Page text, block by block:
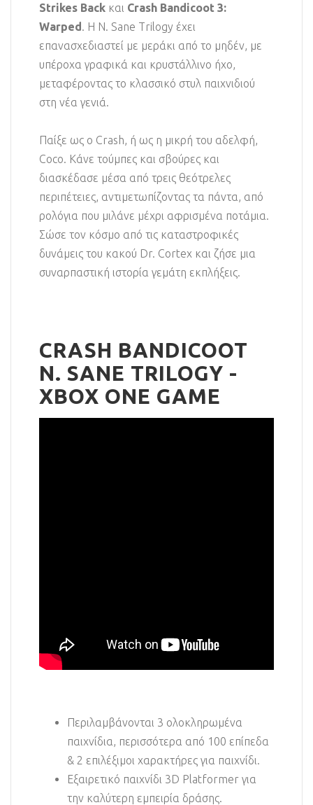
Strikes Back και Crash Bandicoot 3:
Warped . Η N. Sane Trilogy έχει
επανασχεδιαστεί με μεράκι από το μηδέν, με
υπέροχα γραφικά και κρυστάλλινο ήχο,
μεταφέροντας το κλασσικό στυλ παιχνιδιού
στη νέα γενιά.
Παίξε ως ο Crash, ή ως η μικρή του αδελφή,
Coco. Κάνε τούμπες και σβούρες και
διασκέδασε μέσα από τρεις θεότρελες
περιπέτειες, αντιμετωπίζοντας τα πάντα, από
ρολόγια που μιλάνε μέχρι αφρισμένα ποτάμια.
Σώσε τον κόσμο από τις καταστροφικές
δυνάμεις του κακού Dr. Cortex και ζήσε μια
συναρπαστική ιστορία γεμάτη εκπλήξεις.
CRASH BANDICOOT
N. SANE TRILOGY -
XBOX ONE GAME
Περιλαμβάνονται 3 ολοκληρωμένα
παιχνίδια, περισσότερα από 100 επίπεδα
& 2 επιλέξιμοι χαρακτήρες για παιχνίδι.
Εξαιρετικό παιχνίδι 3D Platformer για
την καλύτερη εμπειρία δράσης.